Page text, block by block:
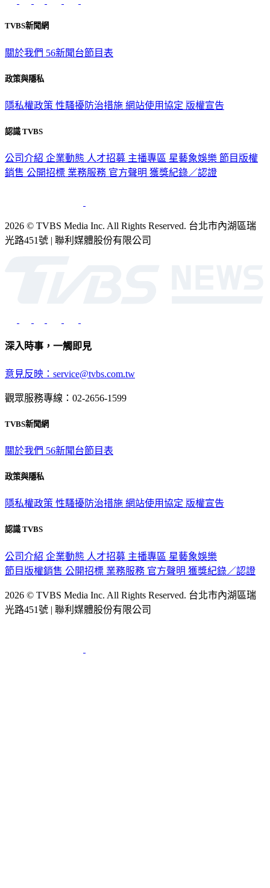
TVBS新聞網
關於我們 56新聞台節目表
政策與隱私
隱私權政策 性騷擾防治措施 網站使用協定 版權宣告
認識 TVBS
公司介紹 企業動態 人才招募 主播專區 星藝象娛樂 節目版權
銷售 公開招標 業務服務 官方聲明 獲獎紀錄／認證
2026 © TVBS Media Inc. All Rights Reserved. 台北市內湖區瑞
光路451號 | 聯利媒體股份有限公司
深入時事，一觸即見
意見反映：service@tvbs.com.tw
觀眾服務專線：02-2656-1599
TVBS新聞網
關於我們 56新聞台節目表
政策與隱私
隱私權政策 性騷擾防治措施 網站使用協定 版權宣告
認識 TVBS
公司介紹 企業動態 人才招募 主播專區 星藝象娛樂
節目版權銷售 公開招標 業務服務 官方聲明 獲獎紀錄／認證
2026 © TVBS Media Inc. All Rights Reserved. 台北市內湖區瑞
光路451號 | 聯利媒體股份有限公司